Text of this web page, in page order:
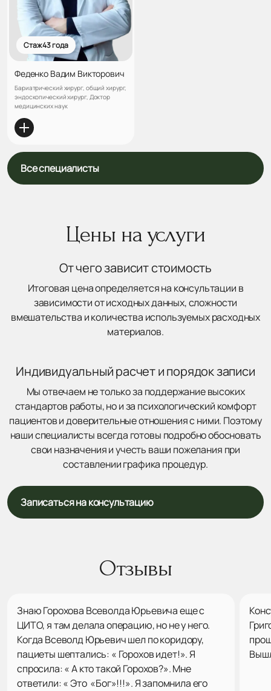
Стаж 43 года
Феденко Вадим Викторович
Бариатрический хирург, общий хирург,
эндоскопический хирург, Доктор
медицинских наук
Все специалисты
Цены на услуги
От чего зависит стоимость
Итоговая цена определяется на консультации в
зависимости от исходных данных, сложности
вмешательства и количества используемых расходных
материалов.
Индивидуальный расчет и порядок записи
Мы отвечаем не только за поддержание высоких
стандартов работы, но и за психологический комфорт
пациентов и доверительные отношения с ними. Поэтому
наши специалисты всегда готовы подробно обосновать
свои назначения и учесть ваши пожелания при
составлении графика процедур.
Записаться на консультацию
Отзывы
Знаю Горохова Всеволда Юрьевича еще с
ЦИТО, я там делала операцию, но не у него.
Когда Всеволд Юрьевич шел по коридору,
пациеты шептались: « Горохов идет!». Я
спросила: « А кто такой Горохов?». Мне
ответили: « Это «Бог»!!!». Я запомнила его